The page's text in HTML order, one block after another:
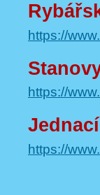
https://
https://
https://